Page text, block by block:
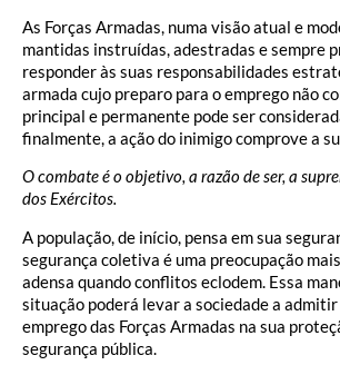
As Forças Armadas, numa visão atual e
mantidas instruídas, adestradas e sempre
responder às suas responsabilidades
armada cujo preparo para o emprego não
principal e permanente pode ser
finalmente, a ação do inimigo comprove a
O combate é o objetivo, a razão de ser, a
dos Exércitos.
A população, de início, pensa em sua
segurança coletiva é uma preocupação
adensa quando conflitos eclodem. Essa
situação poderá levar a sociedade a admitir
emprego das Forças Armadas na sua
segurança pública.